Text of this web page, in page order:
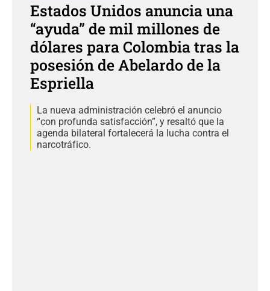
Estados Unidos anuncia una
“ayuda” de mil millones de
dólares para Colombia tras la
posesión de Abelardo de la
Espriella
La nueva administración celebró el anuncio
“con profunda satisfacción”, y resaltó que la
agenda bilateral fortalecerá la lucha contra el
narcotráfico.